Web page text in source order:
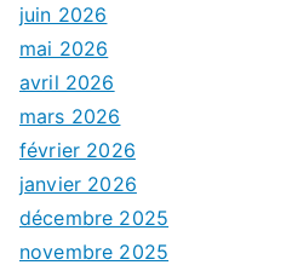
juin 2026
mai 2026
avril 2026
mars 2026
février 2026
janvier 2026
décembre 2025
novembre 2025